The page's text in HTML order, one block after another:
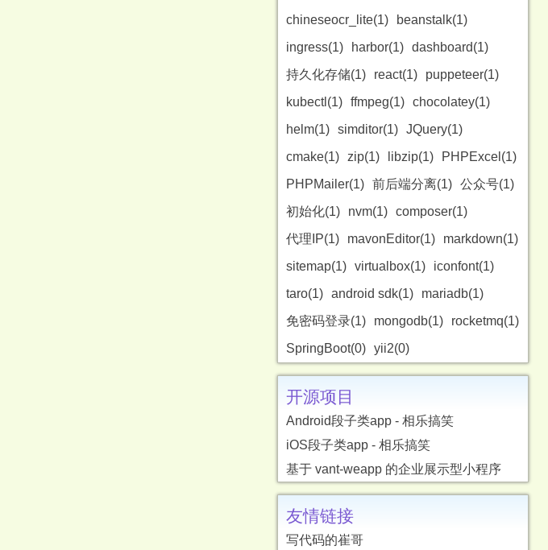
chineseocr_lite(1)
beanstalk(1)
ingress(1)
harbor(1) dashboard(1)
持久化存储(1)
react(1)
puppeteer(1)
kubectl(1) ffmpeg(1) chocolatey(1)
helm(1) simditor(1) JQuery(1)
cmake(1)
zip(1) libzip(1)
PHPExcel(1)
PHPMailer(1) 前后端分离(1) 公众号(1)
初始化(1)
nvm(1) composer(1)
代理IP(1)
mavonEditor(1)
markdown(1)
sitemap(1) virtualbox(1)
iconfont(1)
taro(1) android sdk(1)
mariadb(1)
免密码登录(1)
mongodb(1)
rocketmq(1)
SpringBoot(0) yii2(0)
开源项目
Android段子类app - 相乐搞笑
iOS段子类app - 相乐搞笑
基于 vant-weapp 的企业展示型小程序
友情链接
写代码的崔哥